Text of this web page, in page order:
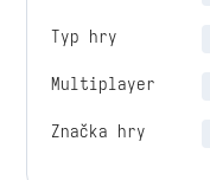
Typ hry
Multiplayer
Značka hry